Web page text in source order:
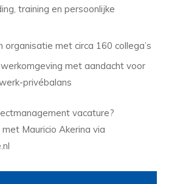
training en persoonlijke
organisatie met circa 160 collega’s
met aandacht voor
privébalans
vacature?
Mauricio Akerina via